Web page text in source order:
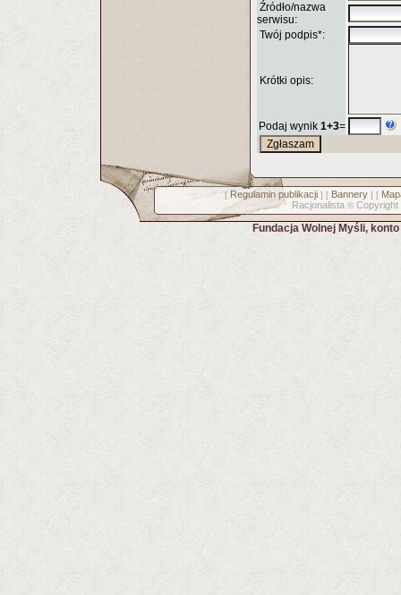
Źródło/nazwa
serwisu:
Twój podpis*:
Krótki opis:
Podaj wynik 1+3=
[ Regulamin publikacji] [ Bannery] [
Racjonalista © Copyright
Fundacja Wolnej Myśli,